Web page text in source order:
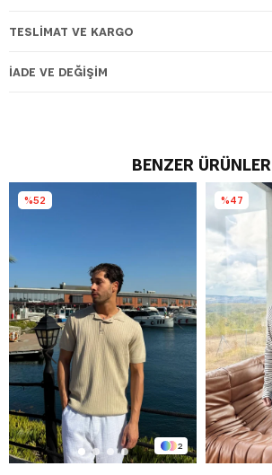
TESLIMAT VE KARGO
İADE VE DEĞIŞIM
BENZER ÜRÜNLER
2
%52 %47